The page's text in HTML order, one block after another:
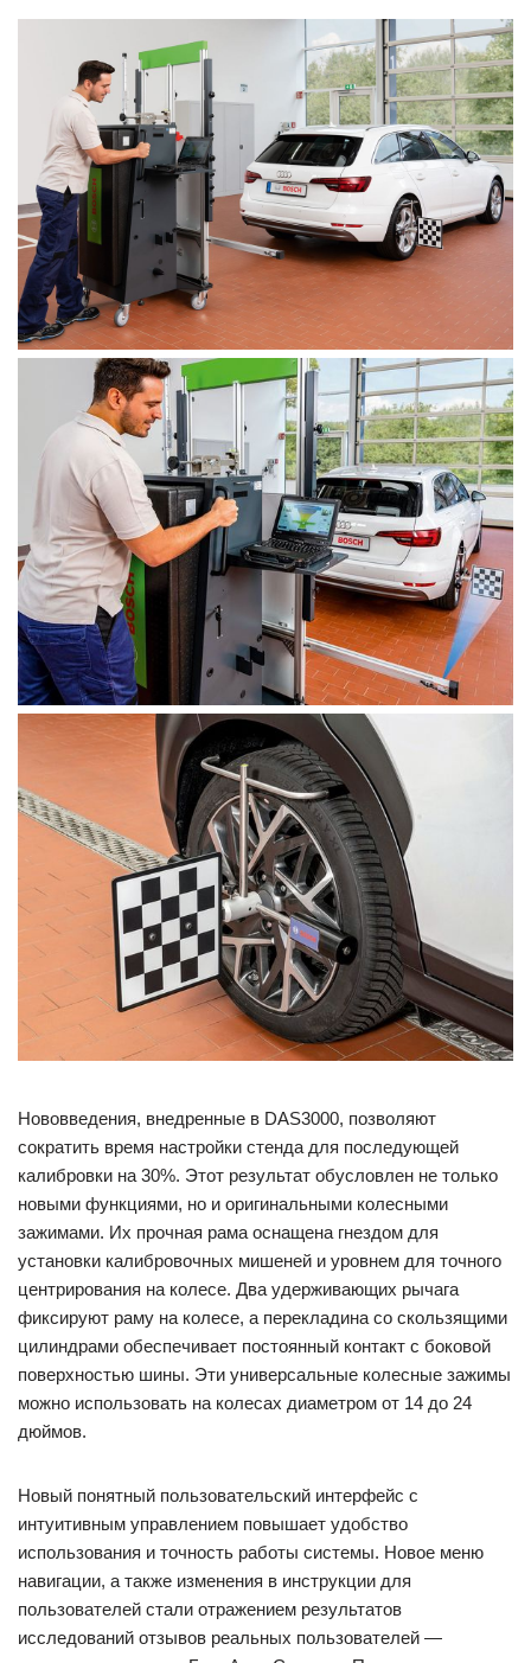
Нововведения, внедренные в DAS3000, позволяют
сократить время настройки стенда для последующей
калибровки на 30%. Этот результат обусловлен не только
новыми функциями, но и оригинальными колесными
зажимами. Их прочная рама оснащена гнездом для
установки калибровочных мишеней и уровнем для точного
центрирования на колесе. Два удерживающих рычага
фиксируют раму на колесе, а перекладина со скользящими
цилиндрами обеспечивает постоянный контакт с боковой
поверхностью шины. Эти универсальные колесные зажимы
можно использовать на колесах диаметром от 14 до 24
дюймов.
Новый понятный пользовательский интерфейс с
интуитивным управлением повышает удобство
использования и точность работы системы. Новое меню
навигации, а также изменения в инструкции для
пользователей стали отражением результатов
исследований отзывов реальных пользователей —